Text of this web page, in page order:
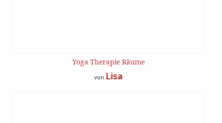
Yoga Therapie Räume
von Lisa